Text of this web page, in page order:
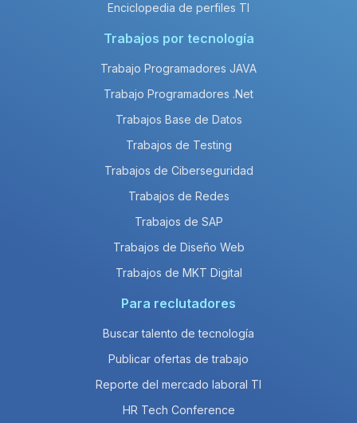
Enciclopedia de perfiles TI
Trabajos por tecnología
Trabajo Programadores JAVA
Trabajo Programadores .Net
Trabajos Base de Datos
Trabajos de Testing
Trabajos de Ciberseguridad
Trabajos de Redes
Trabajos de SAP
Trabajos de Diseño Web
Trabajos de MKT Digital
Para reclutadores
Buscar talento de tecnología
Publicar ofertas de trabajo
Reporte del mercado laboral TI
HR Tech Conference